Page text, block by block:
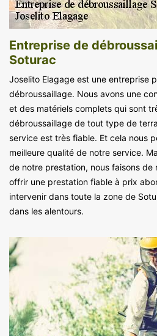
Entreprise de
Soturac
Joselito Elagage est une entreprise
débroussaillage. Nous avons une
et des matériels complets qui sont
débroussaillage de tout type de
service est très fiable. Et cela nous
meilleure qualité de notre service.
de notre prestation, nous faisons de
offrir une prestation fiable à prix
intervenir dans toute la zone de
dans les alentours.